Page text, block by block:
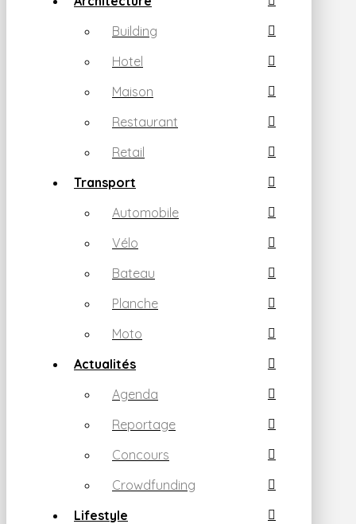
Building
Hotel
Maison
Restaurant
Retail
Transport
Automobile
Vélo
Bateau
Planche
Moto
Actualités
Agenda
Reportage
Concours
Crowdfunding
Lifestyle